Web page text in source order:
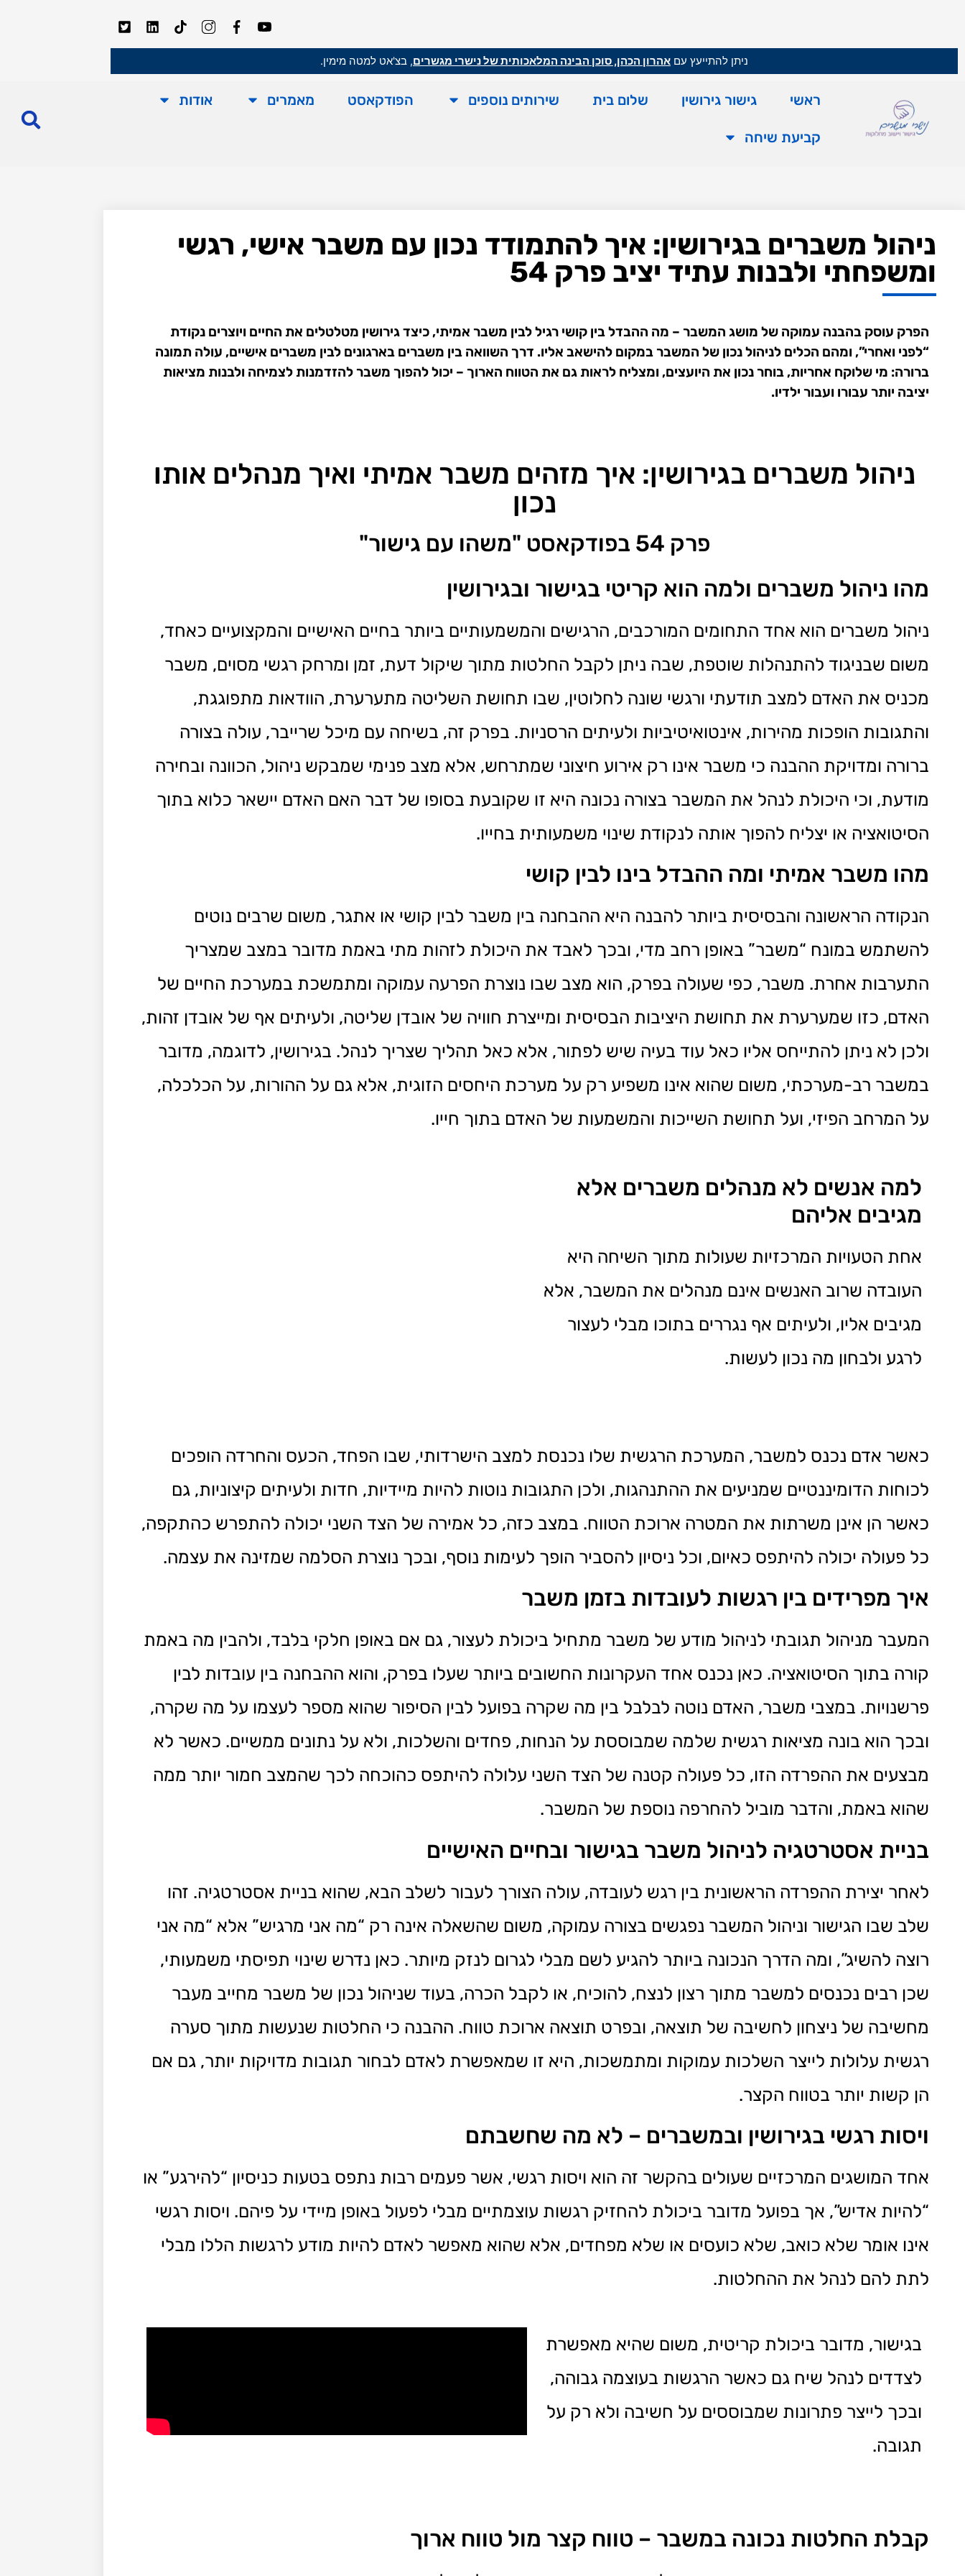
ניתן להתייעץ עם אהרון הכהן, סוכן הבינה המלאכותית של נישרי מגשרים, בצ'אט למטה מימין.
ראשי גישור גירושין שלום בית שירותים נוספים הפודקאסט מאמרים אודות
קביעת שיחה
ניהול משברים בגירושין: איך להתמודד נכון עם משבר אישי, רגשי
ומשפחתי ולבנות עתיד יציב פרק 54
הפרק עוסק בהבנה עמוקה של מושג המשבר – מה ההבדל בין קושי רגיל לבין משבר אמיתי, כיצד גירושין מטלטלים את החיים ויוצרים נקודת
“לפני ואחרי”, ומהם הכלים לניהול נכון של המשבר במקום להישאב אליו. דרך השוואה בין משברים בארגונים לבין משברים אישיים, עולה תמונה
ברורה: מי שלוקח אחריות, בוחר נכון את היועצים, ומצליח לראות גם את הטווח הארוך – יכול להפוך משבר להזדמנות לצמיחה ולבנות מציאות
יציבה יותר עבורו ועבור ילדיו.
ניהול משברים בגירושין: איך מזהים משבר אמיתי ואיך מנהלים אותו
נכון
פרק 54 בפודקאסט "משהו עם גישור"
מהו ניהול משברים ולמה הוא קריטי בגישור ובגירושין
ניהול משברים הוא אחד התחומים המורכבים, הרגישים והמשמעותיים ביותר בחיים האישיים והמקצועיים כאחד,
משום שבניגוד להתנהלות שוטפת, שבה ניתן לקבל החלטות מתוך שיקול דעת, זמן ומרחק רגשי מסוים, משבר
מכניס את האדם למצב תודעתי ורגשי שונה לחלוטין, שבו תחושת השליטה מתערערת, הוודאות מתפוגגת,
והתגובות הופכות מהירות, אינטואיטיביות ולעיתים הרסניות. בפרק זה, בשיחה עם מיכל שרייבר, עולה בצורה
ברורה ומדויקת ההבנה כי משבר אינו רק אירוע חיצוני שמתרחש, אלא מצב פנימי שמבקש ניהול, הכוונה ובחירה
מודעת, וכי היכולת לנהל את המשבר בצורה נכונה היא זו שקובעת בסופו של דבר האם האדם יישאר כלוא בתוך
הסיטואציה או יצליח להפוך אותה לנקודת שינוי משמעותית בחייו.
מהו משבר אמיתי ומה ההבדל בינו לבין קושי
הנקודה הראשונה והבסיסית ביותר להבנה היא ההבחנה בין משבר לבין קושי או אתגר, משום שרבים נוטים
להשתמש במונח “משבר” באופן רחב מדי, ובכך לאבד את היכולת לזהות מתי באמת מדובר במצב שמצריך
התערבות אחרת. משבר, כפי שעולה בפרק, הוא מצב שבו נוצרת הפרעה עמוקה ומתמשכת במערכת החיים של
האדם, כזו שמערערת את תחושת היציבות הבסיסית ומייצרת חוויה של אובדן שליטה, ולעיתים אף של אובדן זהות,
ולכן לא ניתן להתייחס אליו כאל עוד בעיה שיש לפתור, אלא כאל תהליך שצריך לנהל. בגירושין, לדוגמה, מדובר
במשבר רב-מערכתי, משום שהוא אינו משפיע רק על מערכת היחסים הזוגית, אלא גם על ההורות, על הכלכלה,
על המרחב הפיזי, ועל תחושת השייכות והמשמעות של האדם בתוך חייו.
למה אנשים לא מנהלים משברים אלא
מגיבים אליהם
אחת הטעויות המרכזיות שעולות מתוך השיחה היא
העובדה שרוב האנשים אינם מנהלים את המשבר, אלא
מגיבים אליו, ולעיתים אף נגררים בתוכו מבלי לעצור
לרגע ולבחון מה נכון לעשות.
כאשר אדם נכנס למשבר, המערכת הרגשית שלו נכנסת למצב הישרדותי, שבו הפחד, הכעס והחרדה הופכים
לכוחות הדומיננטיים שמניעים את ההתנהגות, ולכן התגובות נוטות להיות מיידיות, חדות ולעיתים קיצוניות, גם
כאשר הן אינן משרתות את המטרה ארוכת הטווח. במצב כזה, כל אמירה של הצד השני יכולה להתפרש כהתקפה,
כל פעולה יכולה להיתפס כאיום, וכל ניסיון להסביר הופך לעימות נוסף, ובכך נוצרת הסלמה שמזינה את עצמה.
איך מפרידים בין רגשות לעובדות בזמן משבר
המעבר מניהול תגובתי לניהול מודע של משבר מתחיל ביכולת לעצור, גם אם באופן חלקי בלבד, ולהבין מה באמת
קורה בתוך הסיטואציה. כאן נכנס אחד העקרונות החשובים ביותר שעלו בפרק, והוא ההבחנה בין עובדות לבין
פרשנויות. במצבי משבר, האדם נוטה לבלבל בין מה שקרה בפועל לבין הסיפור שהוא מספר לעצמו על מה שקרה,
ובכך הוא בונה מציאות רגשית שלמה שמבוססת על הנחות, פחדים והשלכות, ולא על נתונים ממשיים. כאשר לא
מבצעים את ההפרדה הזו, כל פעולה קטנה של הצד השני עלולה להיתפס כהוכחה לכך שהמצב חמור יותר ממה
שהוא באמת, והדבר מוביל להחרפה נוספת של המשבר.
בניית אסטרטגיה לניהול משבר בגישור ובחיים האישיים
לאחר יצירת ההפרדה הראשונית בין רגש לעובדה, עולה הצורך לעבור לשלב הבא, שהוא בניית אסטרטגיה. זהו
שלב שבו הגישור וניהול המשבר נפגשים בצורה עמוקה, משום שהשאלה אינה רק “מה אני מרגיש” אלא “מה אני
רוצה להשיג”, ומה הדרך הנכונה ביותר להגיע לשם מבלי לגרום לנזק מיותר. כאן נדרש שינוי תפיסתי משמעותי,
שכן רבים נכנסים למשבר מתוך רצון לנצח, להוכיח, או לקבל הכרה, בעוד שניהול נכון של משבר מחייב מעבר
מחשיבה של ניצחון לחשיבה של תוצאה, ובפרט תוצאה ארוכת טווח. ההבנה כי החלטות שנעשות מתוך סערה
רגשית עלולות לייצר השלכות עמוקות ומתמשכות, היא זו שמאפשרת לאדם לבחור תגובות מדויקות יותר, גם אם
הן קשות יותר בטווח הקצר.
ויסות רגשי בגירושין ובמשברים – לא מה שחשבתם
אחד המושגים המרכזיים שעולים בהקשר זה הוא ויסות רגשי, אשר פעמים רבות נתפס בטעות כניסיון “להירגע” או
“להיות אדיש”, אך בפועל מדובר ביכולת להחזיק רגשות עוצמתיים מבלי לפעול באופן מיידי על פיהם. ויסות רגשי
אינו אומר שלא כואב, שלא כועסים או שלא מפחדים, אלא שהוא מאפשר לאדם להיות מודע לרגשות הללו מבלי
לתת להם לנהל את ההחלטות.
בגישור, מדובר ביכולת קריטית, משום שהיא מאפשרת
לצדדים לנהל שיח גם כאשר הרגשות בעוצמה גבוהה,
ובכך לייצר פתרונות שמבוססים על חשיבה ולא רק על
תגובה.
קבלת החלטות נכונה במשבר – טווח קצר מול טווח ארוך